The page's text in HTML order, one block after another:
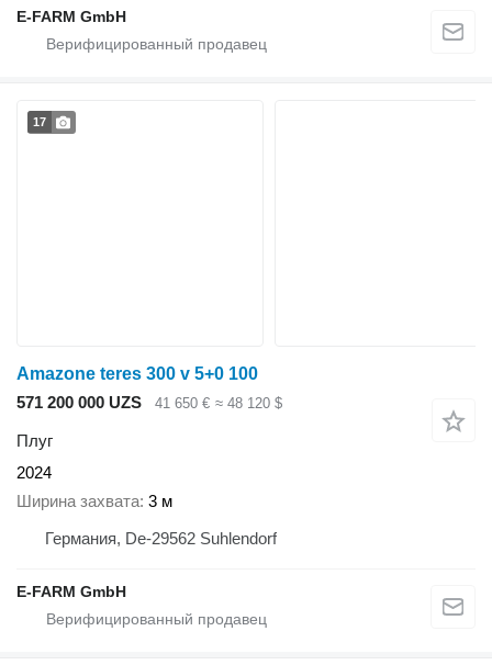
E-FARM GmbH
17
Amazone teres 300 v 5+0 100
571 200 000 UZS
41 650 € ≈ 48 120 $
Плуг
2024
Ширина захвата 3 м
Германия, De-29562 Suhlendorf
E-FARM GmbH